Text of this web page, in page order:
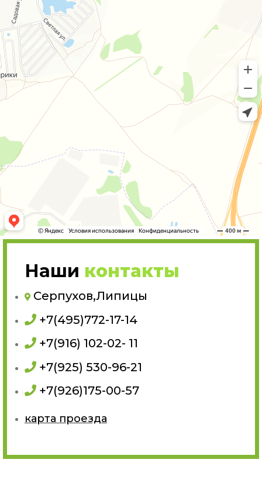
Наши контакты
Серпухов,Липицы
+7(495)772-17-14
+7(916) 102-02- 11
+7(925) 530-96-21
+7(926)175-00-57
карта проезда